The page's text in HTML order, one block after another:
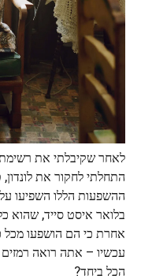
לאחר שקיבלתי את רשימת
התחלתי לחקור את לונדון,
ההשפעות הללו השפיעו
בלואר איסט סייד, שהוא
אחרת כי הם הושפעו מכל
עכשיו – אתה רואה רמזים
הכל ביחד?